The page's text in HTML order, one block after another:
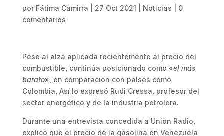
por Fátima Camirra 27 Oct 2021 Noticias
0
comentarios
Pese al alza aplicada recientemente al precio del
combustible, continúa posicionado como «el más
barato», en comparación con países como
Colombia, Así lo expresó Rudi Cressa, profesor del
sector energético y de la industria petrolera.
Durante una entrevista concedida a Unión Radio,
explicó que el precio de la gasolina en Venezuela